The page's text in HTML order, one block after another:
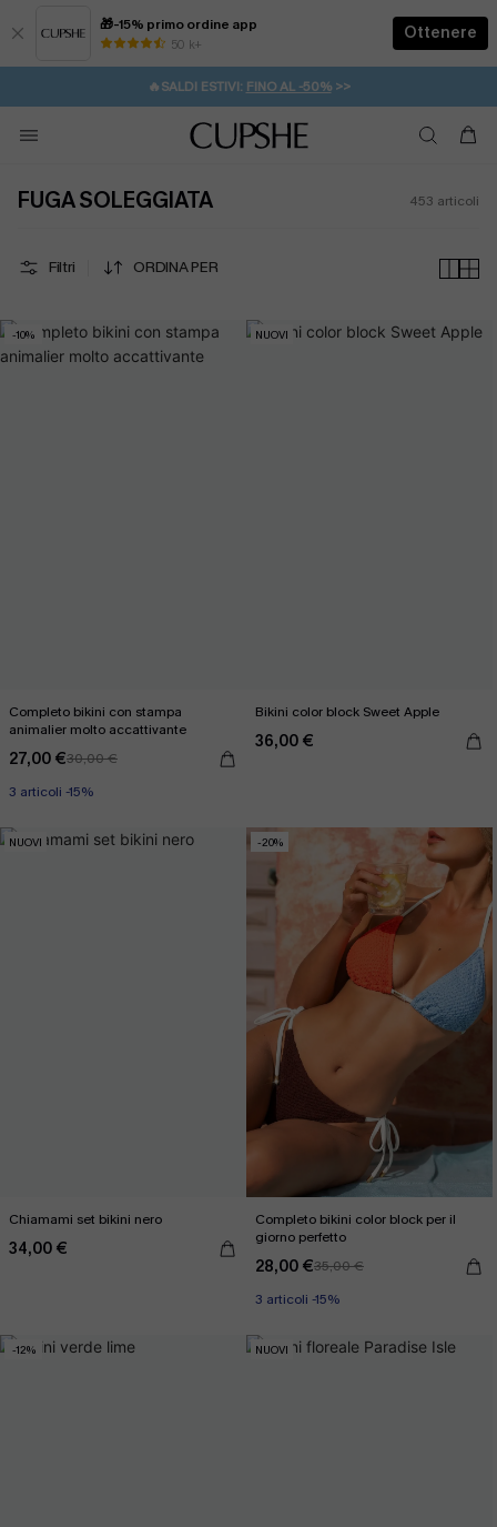
🎁-15% primo ordine app
50 k+
Ottenere
⚡️-15% SUGLI ESSENZIALI DA VACANZA | ACQUISTA
🔥SALDI ESTIVI: FINO AL -50%>>
🚚SPEDIZIONE GRATUITA DA 49€
💌REGALO PER I NUOVI: 20% DI SCONTO*
FUGA SOLEGGIATA 453 articoli
Filtri ORDINA PER
-10%
Completo bikini con stampa
animalier molto accattivante
27,00 €30,00 €
3 articoli -15%
NUOVI
Bikini color block Sweet Apple
36,00 €
NUOVI
Chiamami set bikini nero
34,00 €
-20%
Completo bikini color block per il
giorno perfetto
28,00 €35,00 €
3 articoli -15%
-12% NUOVI